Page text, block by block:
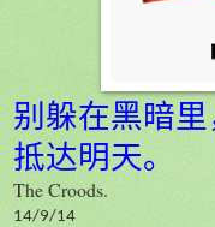
别躲在黑暗
抵达明天。
The Croods.
14/9/14